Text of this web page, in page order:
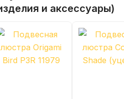
и аксессуары)